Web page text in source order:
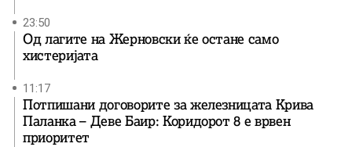
23:50
Од лагите на Жерновски ќе остане само
хистеријата
11:17
Потпишани договорите за железницата Крива
Паланка – Деве Баир: Коридорот 8 е врвен
приоритет